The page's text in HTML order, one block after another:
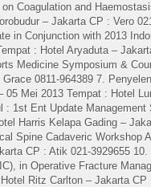
Coagulation and
– Jakarta CP : Vero
in Conjunction with 2013
: Hotel Aryaduta –
Medicine Symposium &
0811-964389 7.
Mei 2013 Tempat : Hotel
: 1st Ent Update
Harris Kelapa Gading –
Spine Cadaveric Workshop
CP : Atik 021-3929655
in Operative Fracture
Ritz Carlton – Jakarta CP